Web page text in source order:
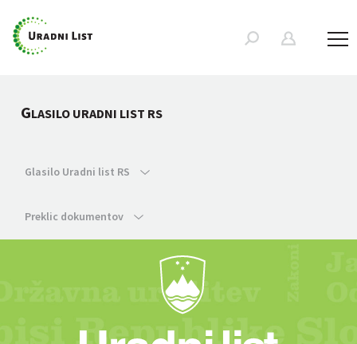
GLASILO URADNI LIST RS
Glasilo Uradni list RS
Preklic dokumentov